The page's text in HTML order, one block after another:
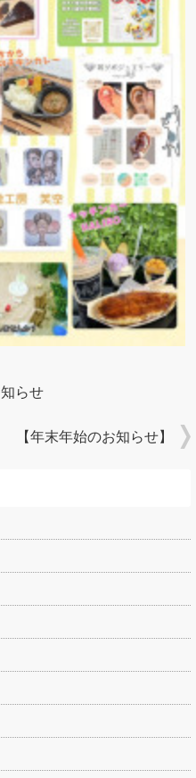
らせ
【年末年始のお知らせ】